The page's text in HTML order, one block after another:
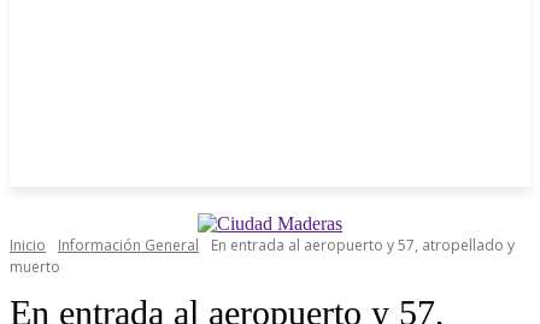
Inicio Información General
En entrada al aeropuerto y 57, atropellado y
muerto
En entrada al aeropuerto y 57,